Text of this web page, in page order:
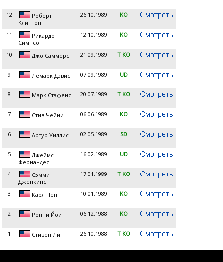
12
Роберт
Клинтон
26.10.1989 KO
11
Рикардо
Симпсон
12.10.1989 KO
10 Джо Саммерс 21.09.1989 T KO
9 Лемарк Дэвис 07.09.1989 UD
8 Марк Стэфенс 20.07.1989 T KO
7 Стив Чейни 06.06.1989 KO
6 Артур Уиллис 02.05.1989 SD
5
Джеймс
Фернандес
16.02.1989 UD
4
Сэмми
Дженкинс
17.01.1989 T KO
3 Карл Пенн 10.01.1989 KO
2 Ронни Йои 06.12.1988 KO
1 Стивен Ли 26.10.1988 T KO